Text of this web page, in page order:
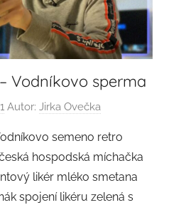
Vodníkovo sperma
Autor: Jirka Ovečka
semeno retro
hospodská míchačka
likér mléko smetana
spojení likéru zelená s